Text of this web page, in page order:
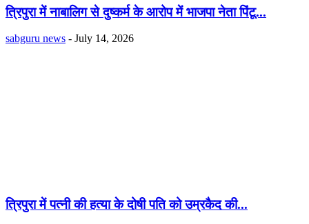
त्रिपुरा में नाबालिग से दुष्कर्म के आरोप में भाजपा नेता पिंटू...
sabguru news - July 14, 2026
त्रिपुरा में पत्नी की हत्या के दोषी पति को उम्रकैद की...